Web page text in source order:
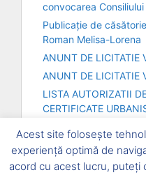
convocarea
Publicație de
Roman Melisa-Lorena
ANUNT DE LICITATIE
ANUNT DE LICITATIE
LISTA AUTORIZATII
CERTIFICATE
© 2026, Primăria
Acest site folosește
experiență optimă de
acord cu acest lucru, puteți